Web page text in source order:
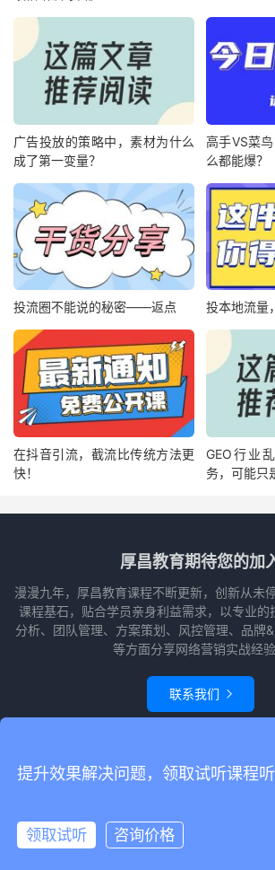
广告投放的策略中，素材为什么
成了第一变量？
高手VS菜
么都能爆？
投流圈不能说的秘密——返点 投本地流量
在抖音引流，截流比传统方法更
快！
GEO行业
务，可能只
厚昌教育期待您的加
漫漫九年，厚昌教育课程不断更新，创新从未
课程基石，贴合学员亲身利益需求，以专业的
分析、团队管理、方案策划、风控管理、品牌
等方面分享网络营销实战经验
联系我们 
© 2010-2026赵阳竞价培训-厚昌教育本站主题由
地图
提升效果解决问题，领取试听课程听
领取试听
咨询价格
领取试听